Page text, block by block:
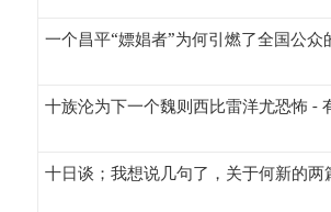
一个昌平“嫖娼者”为何引燃了全国公众
十族沦为下一个魏则西比雷洋尤恐怖 -
十日谈；我想说几句了，关于何新的